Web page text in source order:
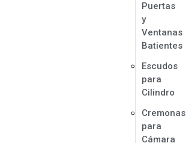
Puertas
y
Ventanas
Batientes
Escudos
para
Cilindro
Cremonas
para
Cámara